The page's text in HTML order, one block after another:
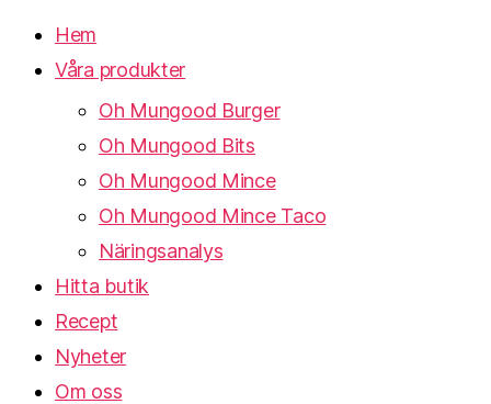
Hem
Våra produkter
Oh Mungood Burger
Oh Mungood Bits
Oh Mungood Mince
Oh Mungood Mince Taco
Näringsanalys
Hitta butik
Recept
Nyheter
Om oss